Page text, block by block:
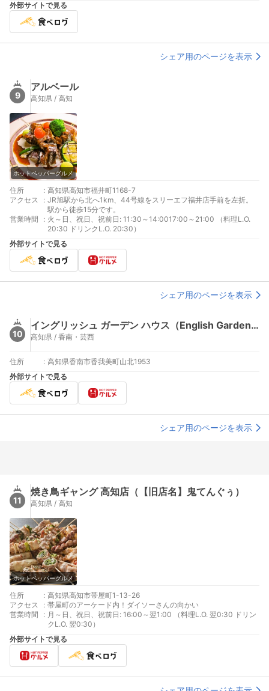
外部サイトで見る
シェア用のページを表示
9
アルベール
高知県 / 高知
ホットペッパーグルメ
住所 : 高知県高知市福井町1168-7
アクセス
: JR旭駅から北へ1km、44号線をスリーエフ福井店手前を左折。
駅から徒歩15分です。
営業時間
: 火～日、祝日、祝前日: 11:30～14:0017:00～21:00 （料理L.O.
20:30 ドリンクL.O. 20:30）
外部サイトで見る
シェア用のページを表示
10
イングリッシュ ガーデン ハウス（English Garden House）
高知県 / 香南・芸西
住所 : 高知県香南市香我美町山北1953
外部サイトで見る
シェア用のページを表示
11
焼き鳥ギャング 高知店（【旧店名】鬼てんぐぅ）
高知県 / 高知
ホットペッパーグルメ
住所 : 高知県高知市帯屋町1-13-26
アクセス
: 帯屋町のアーケード内！ダイソーさんの向かい
営業時間
: 月～日、祝日、祝前日: 16:00～翌1:00 （料理L.O. 翌0:30 ドリン
クL.O. 翌0:30）
外部サイトで見る